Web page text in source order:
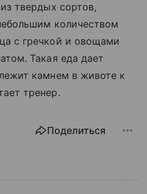
твердых сортов,
количеством
с гречкой и овощами
Такая еда дает
камнем в животе к
тренер.
Поделиться